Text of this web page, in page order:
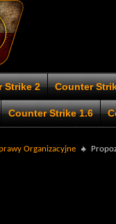
Strike 2 Counter
Counter Strike 1.6
Organizacyjne